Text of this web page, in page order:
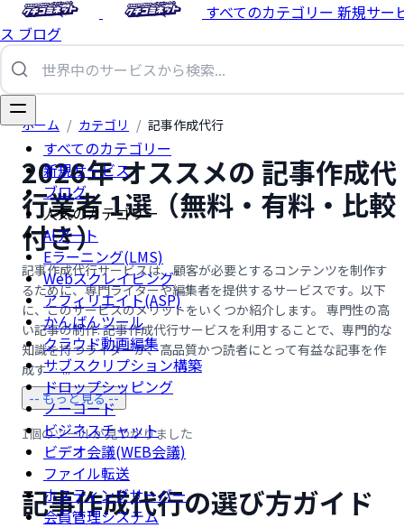
すべてのカテゴリー 新規サー
ス ブログ
すべてのカテゴリー
新規サービス
ブログ
人気のカテゴリー
AIアート
Eラーニング(LMS)
Webスクレイピング
アフィリエイト(ASP)
かんばんツール
クラウド動画編集
サブスクリプション構築
ドロップシッピング
ノーコード
ビジネスチャット
ビデオ会議(WEB会議)
ファイル転送
ホスティングサーバー
会員管理システム
ホーム / カテゴリ / 記事作成代行
2026年 オススメの 記事作成代
行業者 1選（無料・有料・比較
付き）
記事作成代行サービスは、顧客が必要とするコンテンツを制作す
るために、専門ライターや編集者を提供するサービスです。以下
に、このサービスのメリットをいくつか紹介します。 専門性の高
い記事の制作: 記事作成代行サービスを利用することで、専門的な
知識を持つライターが、高品質かつ読者にとって有益な記事を作
成す …...
-- もっと見る --
1個のツールが見つかりました
記事作成代行の選び方ガイド